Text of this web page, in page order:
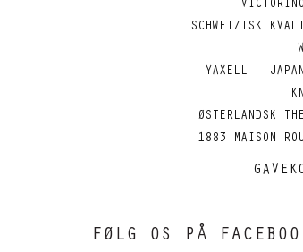
SCHWEIZISK
YAXELL -
ØSTERLANDSK
1883 MAISON
FØLG OS PÅ